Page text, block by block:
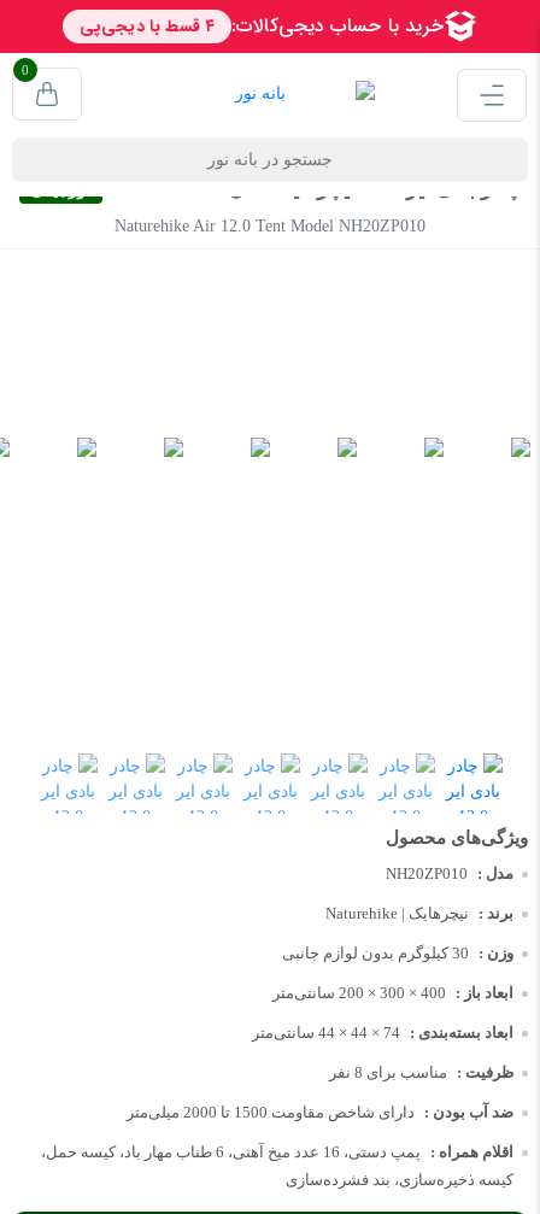
0
Naturehike Air 12.0 Tent Model NH20ZP010
مدل : NH20ZP010
برند : نیچرهایک | Naturehike
وزن : 30 کیلوگرم بدون لوازم جانبی
ابعاد باز : 400 × 300 × 200 سانتی‌متر
ابعاد بسته‌بندی : 74 × 44 × 44 سانتی‌متر
ظرفیت : مناسب برای 8 نفر
ضد آب بودن : دارای شاخص مقاومت 1500 تا 2000 میلی‌متر
اقلام همراه :
پمپ دستی، 16 عدد میخ آهنی، 6 طناب مهار باد، کیسه حمل،
کیسه ذخیره‌سازی، بند فشرده‌سازی